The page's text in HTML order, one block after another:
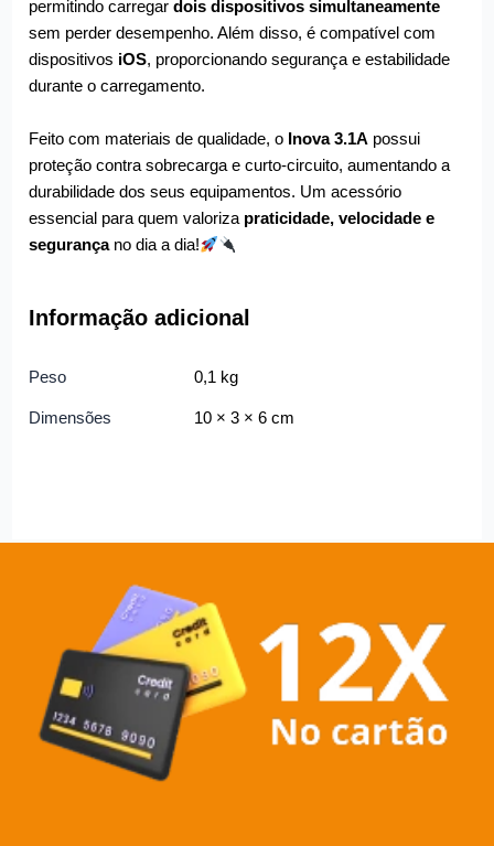
permitindo carregardois dispositivos simultaneamente
sem perder desempenho. Além disso, é compatível com
dispositivos iOS, proporcionando segurança e estabilidade
durante o carregamento.
Feito com materiais de qualidade, o Inova 3.1A possui
proteção contra sobrecarga e curto-circuito, aumentando a
durabilidade dos seus equipamentos. Um acessório
essencial para quem valoriza praticidade, velocidade e
segurançano dia a dia!
Informação adicional
Peso 0,1 kg
Dimensões 10 × 3 × 6 cm